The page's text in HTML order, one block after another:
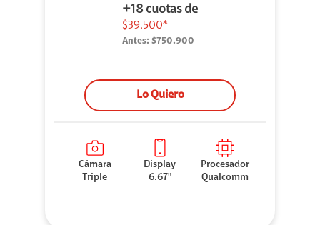
+18 cuotas de
$39.500*
Antes: $750.900
Lo Quiero
Cámara
Triple
Display
6.67"
Procesador
Qualcomm